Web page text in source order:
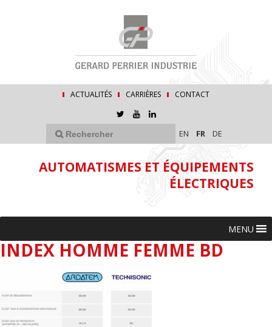
ACTUALITÉS CARRIÈRES CONTACT
EN FR DE
AUTOMATISMES ET ÉQUIPEMENTS
ÉLECTRIQUES
MENU
INDEX HOMME FEMME BD